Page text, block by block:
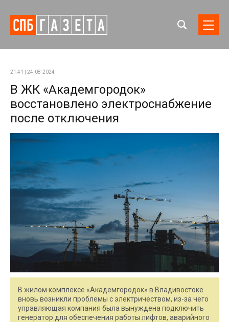
21:41 | 24-08-2024
В ЖК «Академгородок»
восстановлено электроснабжение
после отключения
В жилом комплексе «Академгородок» в Владивостоке
вновь возникли проблемы с электричеством, из-за чего
управляющая компания была вынуждена подключить
генератор для обеспечения работы лифтов, аварийного